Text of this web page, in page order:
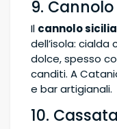
9.
Il cannolo
dell’isola:
dolce, spesso
canditi. A
e bar artigianali.
10.